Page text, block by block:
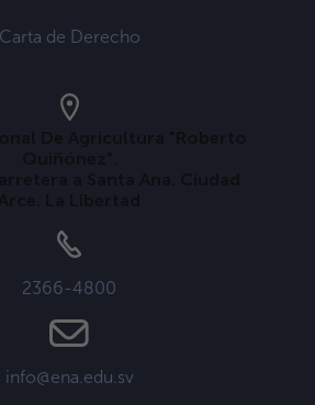
Carta de Derecho
2366-4800
info@ena.edu.sv